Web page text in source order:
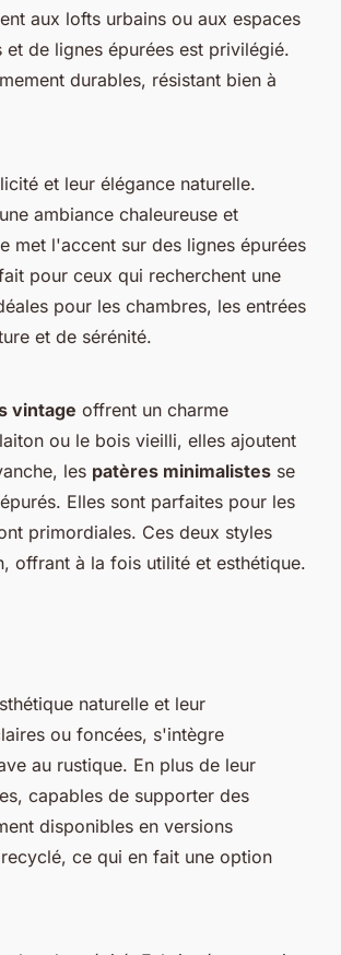
aux lofts urbains ou aux espaces
de lignes épurées est privilégié.
durables, résistant bien à
et leur élégance naturelle.
ambiance chaleureuse et
met l'accent sur des lignes épurées
pour ceux qui recherchent une
pour les chambres, les entrées
et de sérénité.
vintage offrent un charme
ou le bois vieilli, elles ajoutent
les patères minimalistes se
Elles sont parfaites pour les
primordiales. Ces deux styles
offrant à la fois utilité et esthétique.
naturelle et leur
ou foncées, s'intègre
au rustique. En plus de leur
capables de supporter des
disponibles en versions
ce qui en fait une option